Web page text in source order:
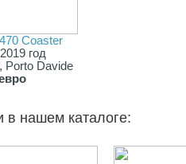
Coaster
год
Porto Davide
в нашем каталоге: